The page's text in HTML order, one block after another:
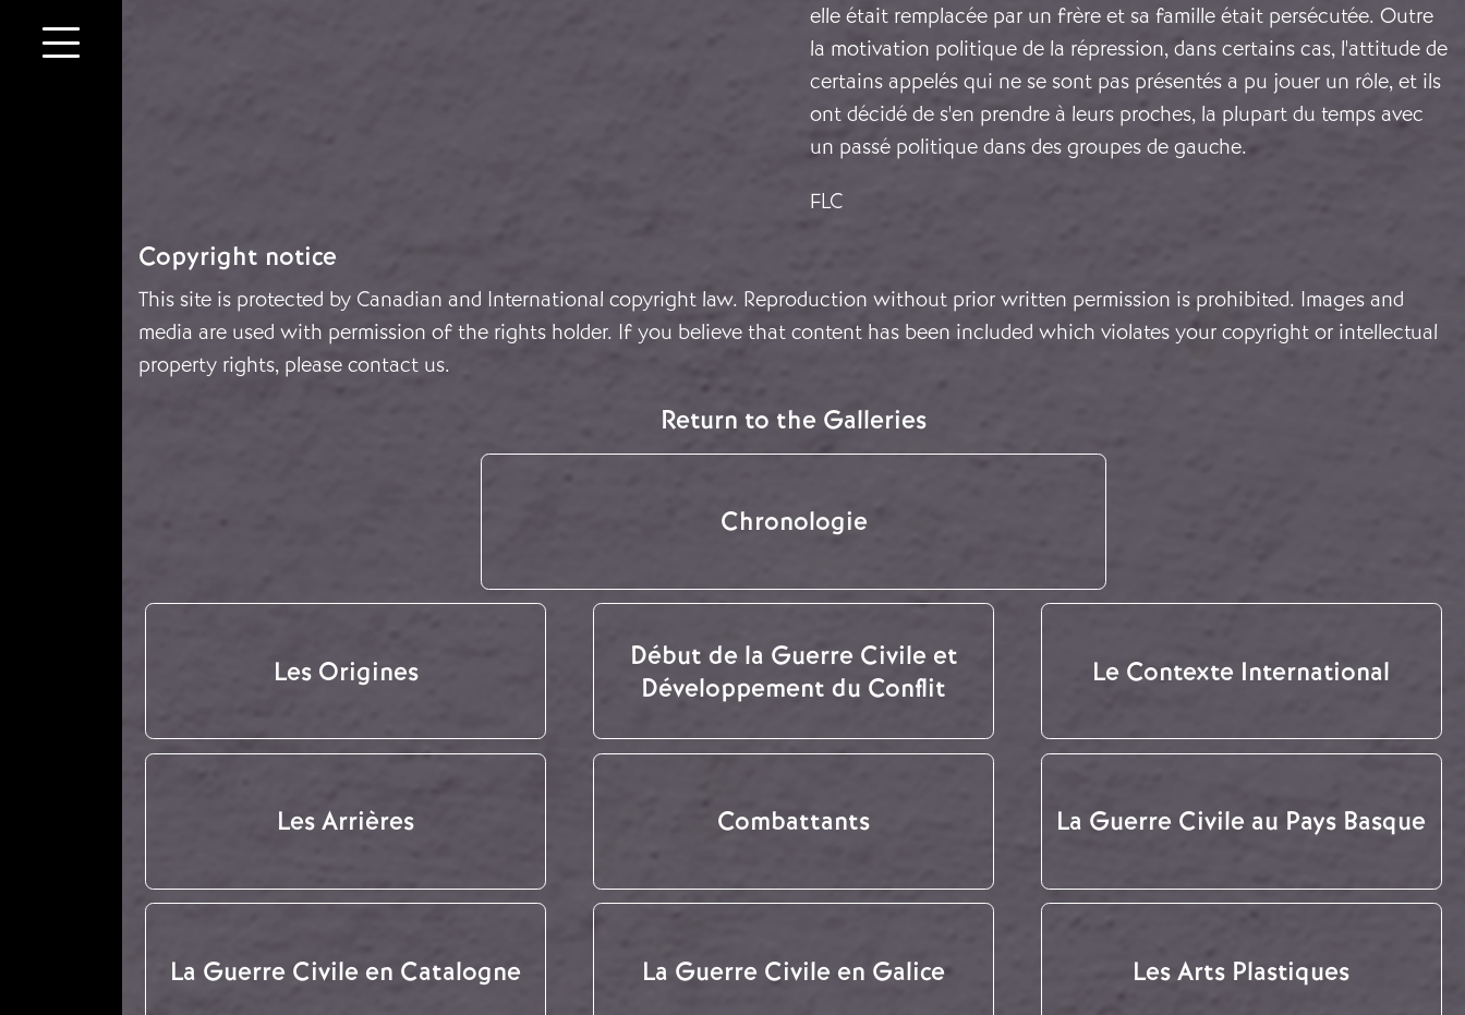
elle était remplacée par un frère et sa famille était persécutée. Outre
la motivation politique de la répression, dans certains cas, l'attitude de
certains appelés qui ne se sont pas présentés a pu jouer un rôle, et ils
ont décidé de s'en prendre à leurs proches, la plupart du temps avec
un passé politique dans des groupes de gauche.
FLC
Copyright notice
This site is protected by Canadian and International copyright law. Reproduction without prior written permission is prohibited. Images and
media are used with permission of the rights holder. If you believe that content has been included which violates your copyright or intellectual
property rights, please contact us.
Return to the Galleries
Chronologie
Les Origines
Début de la Guerre Civile et
Développement du Conflit
Le Contexte International
Les Arrières Combattants La Guerre Civile au Pays Basque
La Guerre Civile en Catalogne La Guerre Civile en Galice Les Arts Plastiques